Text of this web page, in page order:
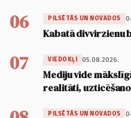
06 PILSĒTĀS UN NOVADOS
Kabatā divvirzienu
07 VIEDOKĻI 05.08.2026.
Mediju vide
realitāti,
PILSĒTĀS UN NOVADOS